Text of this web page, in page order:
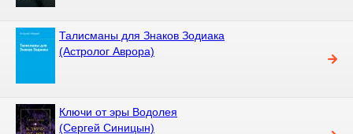
Талисманы для Знаков Зодиака
(Астролог Аврора)
Ключи от эры Водолея
(Сергей Синицын)